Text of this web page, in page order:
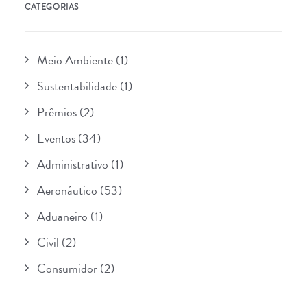
CATEGORIAS
Meio Ambiente(1)
Sustentabilidade(1)
Prêmios(2)
Eventos(34)
Administrativo (1)
Aeronáutico (53)
Aduaneiro (1)
Civil (2)
Consumidor(2)